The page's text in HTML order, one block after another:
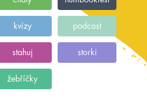
kvízy podcast
stahuj storki
žebříčky